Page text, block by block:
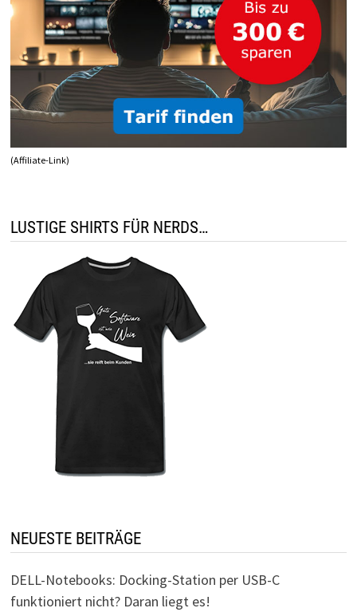
(Affiliate-Link)
LUSTIGE SHIRTS FÜR NERDS…
NEUESTE BEITRÄGE
DELL-Notebooks: Docking-Station per USB-C
funktioniert nicht? Daran liegt es!